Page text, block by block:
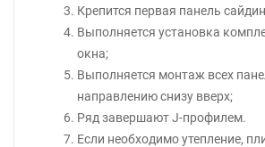
Крепится первая панель
Выполняется установка
окна;
Выполняется монтаж всех
направлению снизу вверх;
Ряд завершают J-профилем.
Если необходимо утепление,